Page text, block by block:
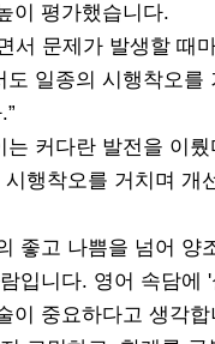
이 평가했습니다.
서 문제가 발생할 때
도 일종의 시행착오
는 커다란 발전을 이
행착오를 거치며 개
좋고 나쁨을 넘어 양
입니다. 영어 속담에
이 중요하다고 생각